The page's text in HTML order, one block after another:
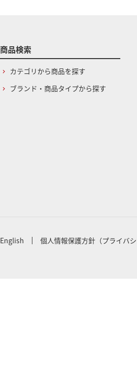
商品検索
カテゴリから商品を探す
ブランド・商品タイプから探す
English 個人情報保護方針（プライバシ